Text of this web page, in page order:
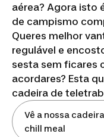
aérea? Agora isto
de campismo
Queres melhor
regulável e
sesta sem ficares
acordares? Esta
cadeira de
Vê a nossa
chill meal